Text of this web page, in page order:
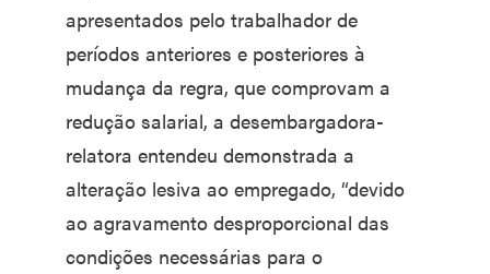
apresentados pelo trabalhador de
períodos anteriores e posteriores à
mudança da regra, que comprovam a
redução salarial, a desembargadora-
relatora entendeu demonstrada a
alteração lesiva ao empregado, “devido
ao agravamento desproporcional das
condições necessárias para o